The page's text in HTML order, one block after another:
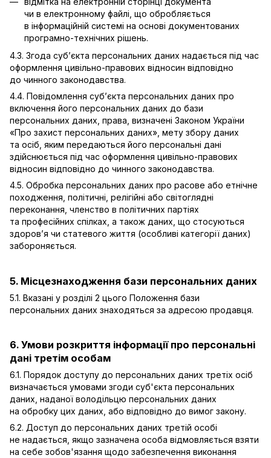
чи в електронному файлі, що обробляється
в інформаційній системі на основі документованих
програмно-технічних рішень.
4.3. Згода суб’єкта персональних даних надається під час
оформлення цивільно-правових відносин відповідно
до чинного законодавства.
4.4. Повідомлення суб’єкта персональних даних про
включення його персональних даних до бази
персональних даних, права, визначені Законом України
«Про захист персональних даних», мету збору даних
та осіб, яким передаються його персональні дані
здійснюється під час оформлення цивільно-правових
відносин відповідно до чинного законодавства.
4.5. Обробка персональних даних про расове або етнічне
походження, політичні, релігійні або світоглядні
переконання, членство в політичних партіях
та професійних спілках, а також даних, що стосуються
здоров’я чи статевого життя (особливі категорії даних)
забороняється.
5. Місцезнаходження бази персональних даних
5.1. Вказані у розділі 2 цього Положення бази
персональних даних знаходяться за адресою продавця.
6. Умови розкриття інформації про персональні
дані третім особам
6.1. Порядок доступу до персональних даних третіх осіб
визначається умовами згоди суб'єкта персональних
даних, наданої володільцю персональних даних
на обробку цих даних, або відповідно до вимог закону.
6.2. Доступ до персональних даних третій особі
не надається, якщо зазначена особа відмовляється взяти
на себе зобов'язання щодо забезпечення виконання